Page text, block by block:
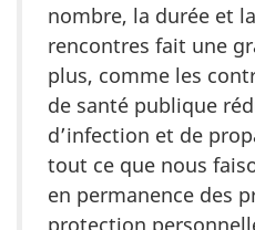
nombre, la durée et
rencontres fait une
plus, comme les
de santé publique
d’infection et de
tout ce que nous
en permanence des
protection